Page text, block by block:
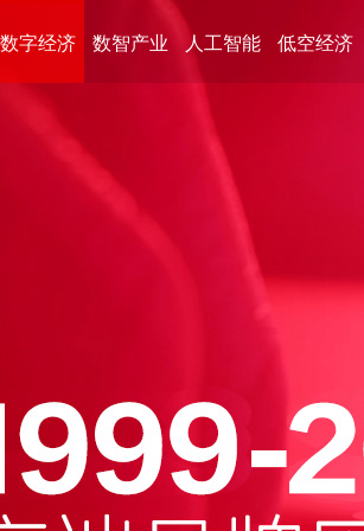
数字经济 数智产业 人工智能 低空经济